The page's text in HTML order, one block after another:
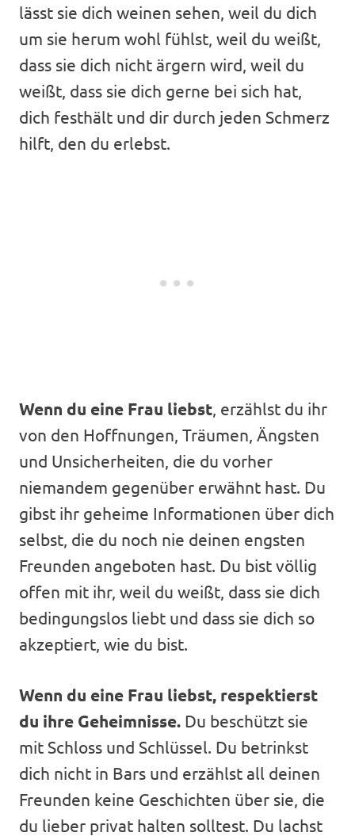
lässt sie dich weinen sehen, weil du dich
um sie herum wohl fühlst, weil du weißt,
dass sie dich nicht ärgern wird, weil du
weißt, dass sie dich gerne bei sich hat,
dich festhält und dir durch jeden Schmerz
hilft, den du erlebst.
Wenn du eine Frau liebst , erzählst du ihr
von den Hoffnungen, Träumen, Ängsten
und Unsicherheiten, die du vorher
niemandem gegenüber erwähnt hast. Du
gibst ihr geheime Informationen über dich
selbst, die du noch nie deinen engsten
Freunden angeboten hast. Du bist völlig
offen mit ihr, weil du weißt, dass sie dich
bedingungslos liebt und dass sie dich so
akzeptiert, wie du bist.
Wenn du eine Frau liebst, respektierst
du ihre Geheimnisse. Du beschützt sie
mit Schloss und Schlüssel. Du betrinkst
dich nicht in Bars und erzählst all deinen
Freunden keine Geschichten über sie, die
du lieber privat halten solltest. Du lachst